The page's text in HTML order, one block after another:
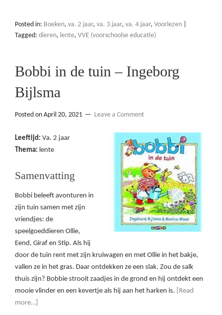
Posted in: Boeken, va. 2 jaar, va. 3 jaar, va. 4 jaar, Voorlezen
Tagged: dieren, lente, VVE (voorschoolse educatie)
Bobbi in de tuin – Ingeborg
Bijlsma
Posted on April 20, 2021 Leave a Comment
Leeftijd: Va. 2 jaar
Thema: lente
Samenvatting
Bobbi beleeft avonturen in
zijn tuin samen met zijn
vriendjes: de
speelgoeddieren Ollie,
Eend, Giraf en Stip. Als hij
door de tuin rent met zijn kruiwagen en met Ollie in het bakje,
vallen ze in het gras. Daar ontdekken ze een slak. Zou de salk
thuis zijn? Bobbie strooit zaadjes in de grond en hij ontdekt een
mooie vlinder en een kevertje als hij aan het harken is.
[Read
more…]